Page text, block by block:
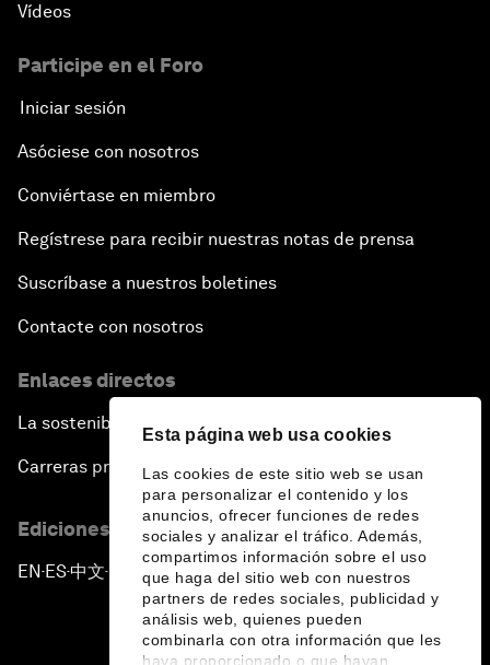
Esta página web usa cookies
Las cookies de este sitio web se usan
para personalizar el contenido y los
anuncios, ofrecer funciones de redes
sociales y analizar el tráfico. Además,
compartimos información sobre el uso
que haga del sitio web con nuestros
partners de redes sociales, publicidad y
análisis web, quienes pueden
combinarla con otra información que les
haya proporcionado o que hayan
Vídeos
Participe en el Foro
Iniciar sesión
Asóciese con nosotros
Conviértase en miembro
Regístrese para recibir nuestras notas de prensa
Suscríbase a nuestros boletines
Contacte con nosotros
Enlaces directos
La sostenibilidad en el Foro
Carreras profesionales
Ediciones en otros idiomas
EN ▪ ES▪中文▪ 日本語